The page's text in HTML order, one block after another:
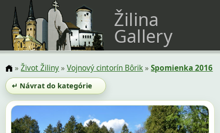
Žilina
Gallery
»Život Žiliny»Vojnový cintorín Bôrik»Spomienka 2016
↵ Návrat do kategórie